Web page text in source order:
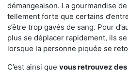
démangeaison. La gourmandise
tellement forte que certains
s’être trop gavés de sang. Pour
plus se déplacer rapidement, ils
lorsque la personne piquée se
C’est ainsi que vous retrouvez